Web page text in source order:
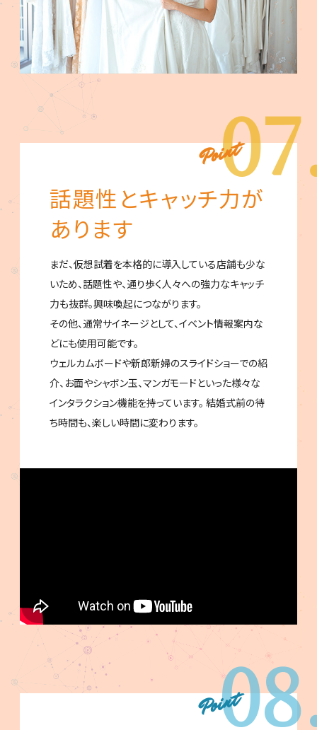
話題性とキャッチ力が
あります
まだ、仮想試着を本格的に導入している店舗も少な
いため、話題性や、通り歩く人々への強力なキャッチ
力も抜群。興味喚起につながります。
その他、通常サイネージとして、イベント情報案内な
どにも使用可能です。
ウェルカムボードや新郎新婦のスライドショーでの紹
介、お面やシャボン玉、マンガモードといった様々な
インタラクション機能を持っています。 結婚式前の待
ち時間も、楽しい時間に変わります。